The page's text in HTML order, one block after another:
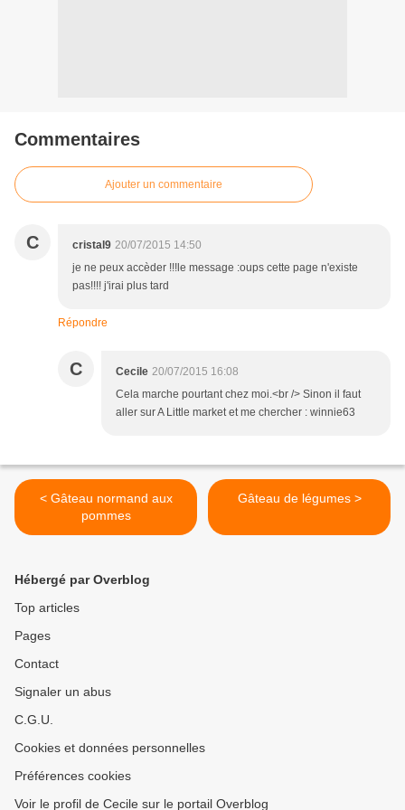
Commentaires
Ajouter un commentaire
C cristal9 20/07/2015 14:50
je ne peux accèder !!!le message :oups cette page n'existe
pas!!!! j'irai plus tard
Répondre
C Cecile 20/07/2015 16:08
Cela marche pourtant chez moi.<br /> Sinon il faut
aller sur A Little market et me chercher : winnie63
< Gâteau normand aux
pommes
Gâteau de légumes >
Hébergé par Overblog
Top articles
Pages
Contact
Signaler un abus
C.G.U.
Cookies et données personnelles
Préférences cookies
Voir le profil de Cecile sur le portail Overblog